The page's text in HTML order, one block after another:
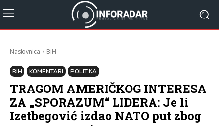
Naslovnica BiH
BIH KOMENTARI POLITIKA
TRAGOM AMERIČKOG INTERESA
ZA „SPORAZUM“ LIDERA: Je li
Izetbegović izdao NATO put zbog